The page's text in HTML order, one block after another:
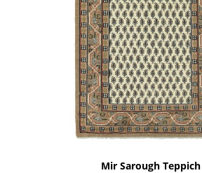
Mir Sarough Teppich